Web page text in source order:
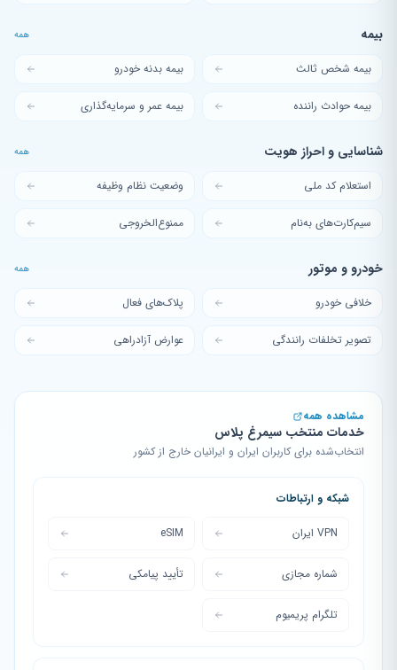
بیمه همه
بیمه شخص ثالث بیمه بدنه خودرو
بیمه حوادث راننده بیمه عمر و سرمایه‌گذاری
شناسایی و احراز هویت همه
استعلام کد ملی وضعیت نظام وظیفه
سیم‌کارت‌های به‌نام ممنوع‌الخروجی
خودرو و موتور همه
خلافی خودرو پلاک‌های فعال
تصویر تخلفات رانندگی عوارض آزادراهی
مشاهده همه
خدمات منتخب سیمرغ پلاس
انتخاب‌شده برای کاربران ایران و ایرانیان خارج از کشور
شبکه و ارتباطات
VPN ایران eSIM
شماره مجازی تأیید پیامکی
تلگرام پریمیوم